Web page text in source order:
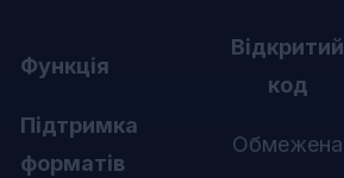
Функція
Відкритий
код
Підтримка
форматів
Обмежена